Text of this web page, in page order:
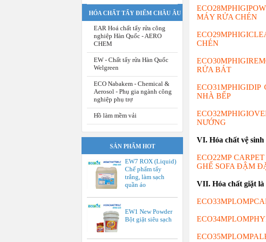
HÓA CHẤT TẨY ĐIỂM CHÂU ÂU
EAR Hoá chất tẩy rửa công
nghiệp Hàn Quốc - AERO
CHEM
EW - Chất tẩy rửa Hàn Quốc
Welgreen
ECO Nabakem - Chemical &
Aerosol - Phụ gia ngành công
nghiệp phụ trợ
Hồ làm mềm vải
SẢN PHẨM HOT
EW7 ROX (Liquid)
Chế phẩm tẩy
trắng, làm sạch
quần áo
EW1 New Powder
Bột giặt siêu sạch
MÁY RỬA CHÉN
CHÉN
RỬA BÁT
NHÀ BẾP
NƯỚNG
VI. Hóa chất vệ sinh
ECO22MP
GHẾ SOFA ĐẬM
VII. Hóa chất giặt là